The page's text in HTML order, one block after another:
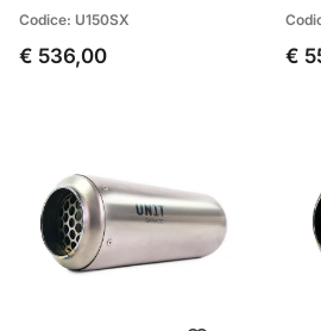
Codice: U150SX
€ 536,00 €